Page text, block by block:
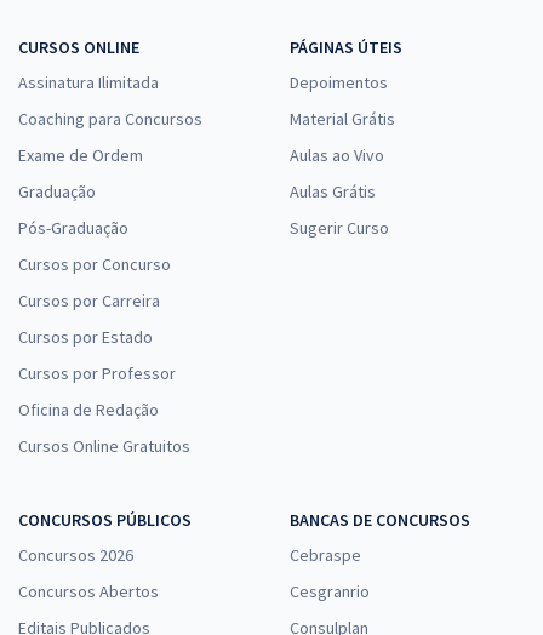
CURSOS ONLINE
Assinatura Ilimitada
Coaching para Concursos
Exame de Ordem
Graduação
Pós-Graduação
Cursos por Concurso
Cursos por Carreira
Cursos por Estado
Cursos por Professor
Oficina de Redação
Cursos Online Gratuitos
PÁGINAS ÚTEIS
Depoimentos
Material Grátis
Aulas ao Vivo
Aulas Grátis
Sugerir Curso
CONCURSOS PÚBLICOS
Concursos 2026
Concursos Abertos
Editais Publicados
BANCAS DE CONCURSOS
Cebraspe
Cesgranrio
Consulplan